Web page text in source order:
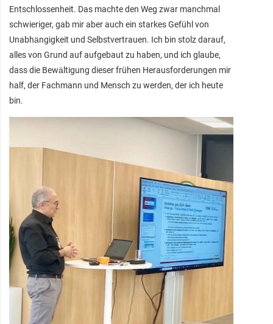
Entschlossenheit. Das machte den Weg zwar manchmal
schwieriger, gab mir aber auch ein starkes Gefühl von
Unabhängigkeit und Selbstvertrauen. Ich bin stolz darauf,
alles von Grund auf aufgebaut zu haben, und ich glaube,
dass die Bewältigung dieser frühen Herausforderungen mir
half, der Fachmann und Mensch zu werden, der ich heute
bin.